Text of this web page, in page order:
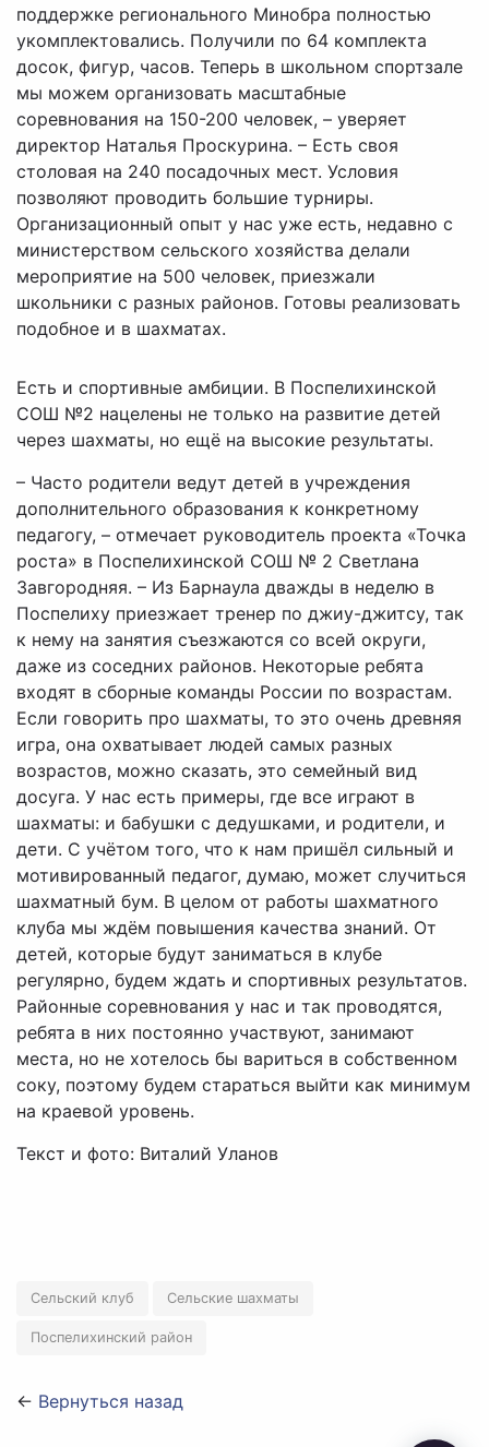
поддержке регионального Минобра полностью
укомплектовались. Получили по 64 комплекта
досок, фигур, часов. Теперь в школьном спортзале
мы можем организовать масштабные
соревнования на 150-200 человек, – уверяет
директор Наталья Проскурина. – Есть своя
столовая на 240 посадочных мест. Условия
позволяют проводить большие турниры.
Организационный опыт у нас уже есть, недавно с
министерством сельского хозяйства делали
мероприятие на 500 человек, приезжали
школьники с разных районов. Готовы реализовать
подобное и в шахматах.
Есть и спортивные амбиции. В Поспелихинской
СОШ №2 нацелены не только на развитие детей
через шахматы, но ещё на высокие результаты.
– Часто родители ведут детей в учреждения
дополнительного образования к конкретному
педагогу, – отмечает руководитель проекта «Точка
роста» в Поспелихинской СОШ № 2 Светлана
Завгородняя. – Из Барнаула дважды в неделю в
Поспелиху приезжает тренер по джиу-джитсу, так
к нему на занятия съезжаются со всей округи,
даже из соседних районов. Некоторые ребята
входят в сборные команды России по возрастам.
Если говорить про шахматы, то это очень древняя
игра, она охватывает людей самых разных
возрастов, можно сказать, это семейный вид
досуга. У нас есть примеры, где все играют в
шахматы: и бабушки с дедушками, и родители, и
дети. С учётом того, что к нам пришёл сильный и
мотивированный педагог, думаю, может случиться
шахматный бум. В целом от работы шахматного
клуба мы ждём повышения качества знаний. От
детей, которые будут заниматься в клубе
регулярно, будем ждать и спортивных результатов.
Районные соревнования у нас и так проводятся,
ребята в них постоянно участвуют, занимают
места, но не хотелось бы вариться в собственном
соку, поэтому будем стараться выйти как минимум
на краевой уровень.
Текст и фото: Виталий Уланов
Сельский клуб Сельские шахматы
Поспелихинский район
← Вернуться назад